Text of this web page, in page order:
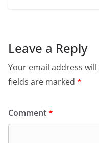
Leave a Reply
Your email address
fields are marked *
Comment*